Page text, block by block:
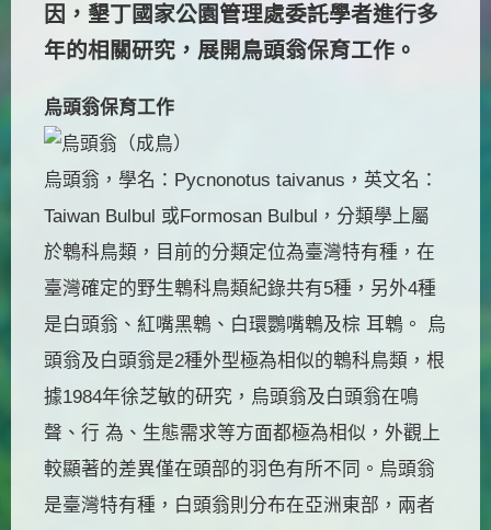
因，墾丁國家公園管理處委託學者進行多
年的相關研究，展開鳥頭翁保育工作。
烏頭翁保育工作
烏頭翁，學名：Pycnonotus taivanus，英文名：
Taiwan Bulbul 或Formosan Bulbul，分類學上屬
於鵯科鳥類，目前的分類定位為臺灣特有種，在
臺灣確定的野生鵯科鳥類紀錄共有5種，另外4種
是白頭翁、紅嘴黑鵯、白環鸚嘴鵯及棕 耳鵯。 烏
頭翁及白頭翁是2種外型極為相似的鵯科鳥類，根
據1984年徐芝敏的研究，烏頭翁及白頭翁在鳴
聲、行 為、生態需求等方面都極為相似，外觀上
較顯著的差異僅在頭部的羽色有所不同。烏頭翁
是臺灣特有種，白頭翁則分布在亞洲東部，兩者